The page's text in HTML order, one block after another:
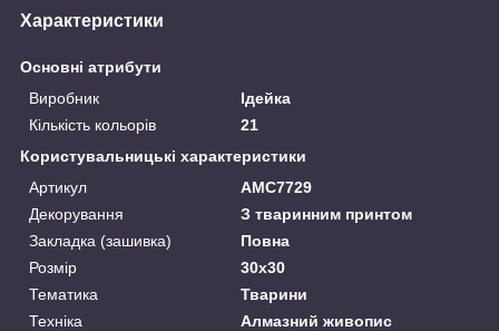
Характеристики
Основні атрибути
Виробник
Ідейка
Кількість кольорів
21
Користувальницькі характеристики
Артикул
AMC7729
Декорування
З тваринним принтом
Закладка (зашивка)
Повна
Розмір
30х30
Тематика
Тварини
Техніка
Алмазний живопис